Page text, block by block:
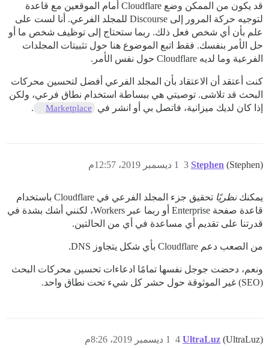
قد يكون من الممكن وضع Cloudflare أمام الموقعين مع قاعدة
لتوجيه حركة المرور إلى Discourse للمجلد الفرعي. أنا لست على
علم بأن أي شخص فعل ذلك. ربما ستحتاج إلى توظيف شخص ما أو
حل الأمر بنفسك. فقط اتبع الموضوع هنا حول تثبيتات المجلدات
الفرعية وما لديه Cloudflare حول نفس الأمر.
كنت أعتقد أن الاعتقاد بأن المجلد الفرعي أفضل لتحسين محركات
البحث قد تلاشى. توصيتي هي ببساطة استخدام نطاق فرعي، ولكن
إذا كان لديك ميزانية، فاتصل بي أو انشر في
Marketplace
.
Stephen (Stephen) 1 ديسمبر 2019، 12:57م 3
يمكنكنظريًا
تحقيق جزء المجلد الفرعي في Cloudflare باستخدام
قاعدة صفحة Enterprise أو ربما عبر Workers، لكنني أشك بشدة في
قدرتنا على تقديم أي مساعدة في أي من الحالتين.
من الصعب دعم Cloudflare بأي شكل يتجاوز DNS.
ونعم، دحضت جوجل نفسها تمامًا ادعاءات تحسين محركات البحث
(SEO) غير الموثوقة حول حشر كل شيء تحت نطاق واحد.
UltraLuz (UltraLuz) 1 ديسمبر 2019، 8:26م 4